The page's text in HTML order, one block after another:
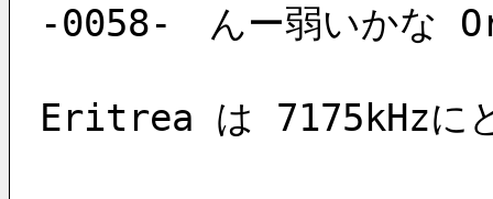
-0058-　んー弱いかな
Eritrea は 7175kHzにど